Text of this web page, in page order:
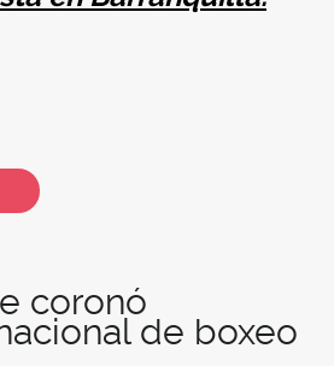
coronó
de boxeo